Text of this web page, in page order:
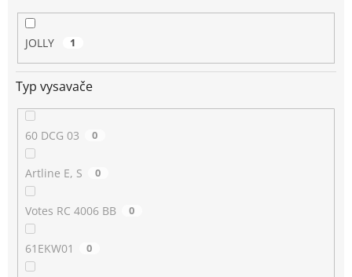
JOLLY 1
Typ vysavače
60 DCG 03 0
Artline E, S 0
Votes RC 4006 BB 0
61EKW01 0